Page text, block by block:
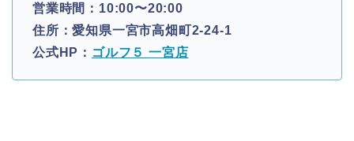
営業時間：10:00〜20:00
住所：愛知県一宮市高畑町2-24-1
公式HP： ゴルフ５ 一宮店